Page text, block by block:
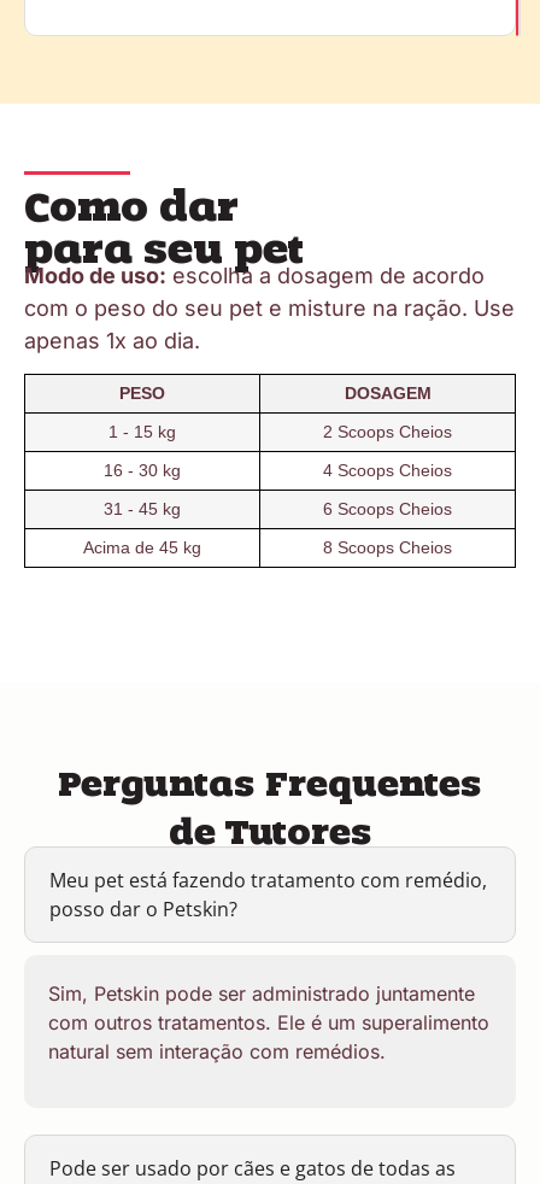
Como dar
para seu pet
Modo de uso: escolha a dosagem de acordo
com o peso do seu pet e misture na ração. Use
apenas 1x ao dia.
PESO
DOSAGEM
1 - 15 kg
2 Scoops Cheios
16 - 30 kg
4 Scoops Cheios
31 - 45 kg
6 Scoops Cheios
Acima de 45 kg
8 Scoops Cheios
Perguntas Frequentes
de Tutores
Meu pet está fazendo tratamento com remédio,
posso dar o Petskin?
Sim, Petskin pode ser administrado juntamente
com outros tratamentos. Ele é um superalimento
natural sem interação com remédios.
Pode ser usado por cães e gatos de todas as